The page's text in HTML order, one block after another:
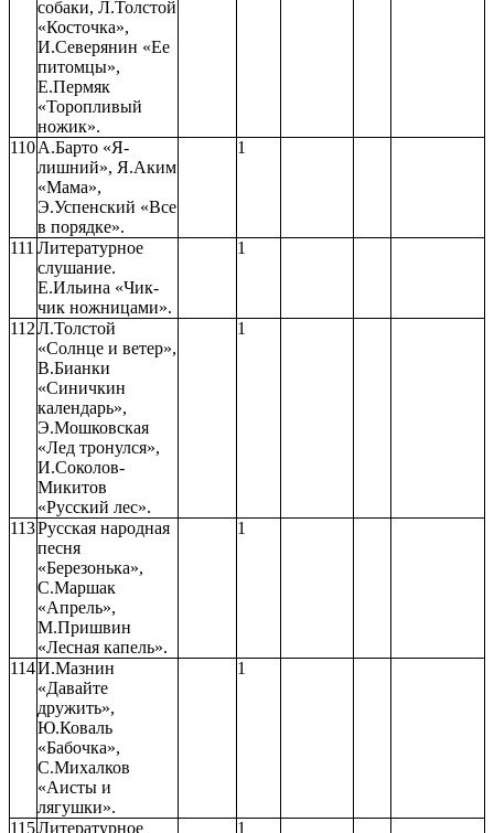
собаки, Л.Толстой
«Косточка»,
И.Северянин «Ее
питомцы»,
Е.Пермяк
«Торопливый
ножик».
110А.Барто «Я-
лишний», Я.Аким
«Мама»,
Э.Успенский «Все
в порядке».
1
111 Литературное
слушание.
Е.Ильина «Чик-
чик ножницами».
1
112Л.Толстой
«Солнце и ветер»,
В.Бианки
«Синичкин
календарь»,
Э.Мошковская
«Лед тронулся»,
И.Соколов-
Микитов
«Русский лес».
1
113Русская народная
песня
«Березонька»,
С.Маршак
«Апрель»,
М.Пришвин
«Лесная капель».
1
114И.Мазнин
«Давайте
дружить»,
Ю.Коваль
«Бабочка»,
С.Михалков
«Аисты и
лягушки».
1
115Литературное 1